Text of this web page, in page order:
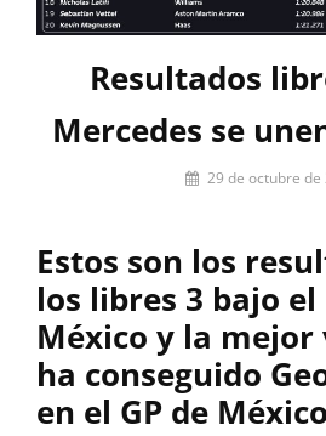
Resultados
Mercedes se
Por
Paquet
29 de octubre de
Estos son los
los libres 3 bajo el
México y la mejor
ha conseguido
en el GP de México